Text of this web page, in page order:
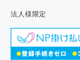
法人様限定